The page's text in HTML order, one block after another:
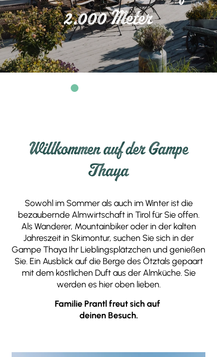
2.000 Meter
Willkommen auf der Gampe
Thaya
Sowohl im Sommer als auch im Winter ist die
bezaubernde Almwirtschaft in Tirol für Sie offen.
Als Wanderer, Mountainbiker oder in der kalten
Jahreszeit in Skimontur, suchen Sie sich in der
Gampe Thaya Ihr Lieblingsplätzchen und genießen
Sie. Ein Ausblick auf die Berge des Ötztals gepaart
mit dem köstlichen Duft aus der Almküche. Sie
werden es hier oben lieben.
Familie Prantl freut sich auf
deinen Besuch.